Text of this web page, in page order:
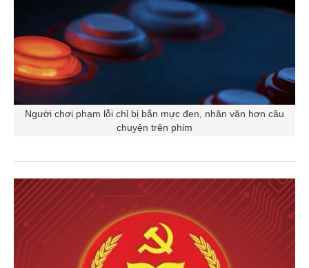
Người chơi phạm lỗi chỉ bị bắn mực đen, nhân văn hơn câu
chuyện trên phim